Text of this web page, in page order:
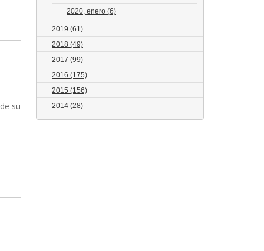
su
2020, enero (6)
2019 (61)
2018 (49)
2017 (99)
2016 (175)
2015 (156)
2014 (28)